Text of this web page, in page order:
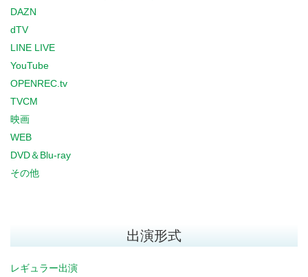
DAZN
dTV
LINE LIVE
YouTube
OPENREC.tv
TVCM
映画
WEB
DVD＆Blu-ray
その他
出演形式
レギュラー出演